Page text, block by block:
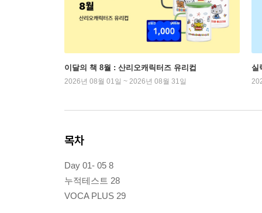
이달의 책 8월 : 산리오캐릭터즈 유리컵
2026년 08월 01일 ~ 2026년 08월 31일
실
목차
Day 01- 05 8
누적테스트 28
VOCA PLUS 29